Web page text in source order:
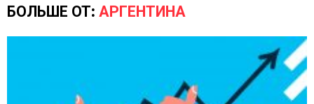
БОЛЬШЕ ОТ: АРГЕНТИНА